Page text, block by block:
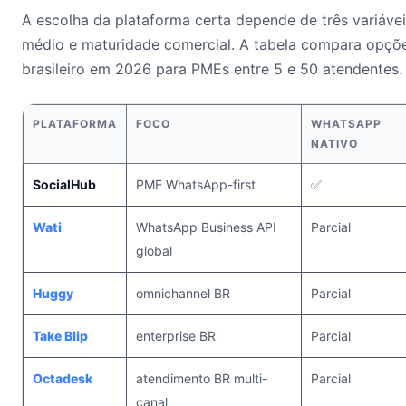
A escolha da plataforma certa depende de três
médio e maturidade comercial. A tabela compara
brasileiro em 2026 para PMEs entre 5 e 50 atendentes.
PLATAFORMA FOCO
WHATSAPP
NATIVO
SocialHub PME WhatsApp-first ✅
Wati
WhatsApp Business API
global
Parcial
Huggy omnichannel BR Parcial
Take Blip enterprise BR Parcial
Octadesk
atendimento BR multi-
canal
Parcial